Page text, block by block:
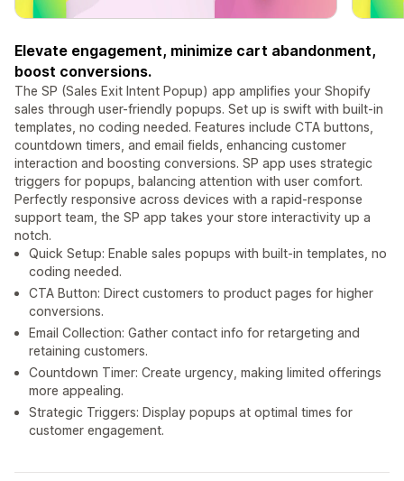
Elevate engagement, minimize cart abandonment,
boost conversions.
The SP (Sales Exit Intent Popup) app amplifies your Shopify
sales through user-friendly popups. Set up is swift with built-in
templates, no coding needed. Features include CTA buttons,
countdown timers, and email fields, enhancing customer
interaction and boosting conversions. SP app uses strategic
triggers for popups, balancing attention with user comfort.
Perfectly responsive across devices with a rapid-response
support team, the SP app takes your store interactivity up a
notch.
Quick Setup: Enable sales popups with built-in templates, no
coding needed.
CTA Button: Direct customers to product pages for higher
conversions.
Email Collection: Gather contact info for retargeting and
retaining customers.
Countdown Timer: Create urgency, making limited offerings
more appealing.
Strategic Triggers: Display popups at optimal times for
customer engagement.